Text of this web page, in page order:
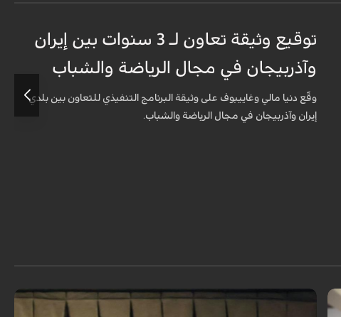
توقيع وثيقة تعاون لـ 3 سنوات بين إيران
وآذربيجان في مجال الرياضة والشباب
وقّع دنيا مالي وغاييبوف على وثيقة البرنامج التنفيذي للتعاون بين بلدي
إيران وآذربيجان في مجال الرياضة والشباب.